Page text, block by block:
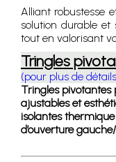
Alliant robustesse
solution durable et
tout en valorisant
Tringles
(pour plus de
Tringles pivotantes
ajustables et
isolantes
d’ouverture